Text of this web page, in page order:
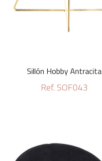
Sillón Hobby Antracita
Ref. SOF043